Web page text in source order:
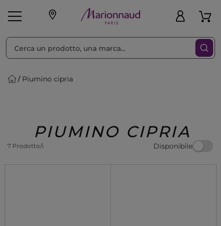
Make-up
Regalo
Piumino cipria
PIUMINO CIPRIA
7 Prodotto/i Disponibile
Ordina per Filtra